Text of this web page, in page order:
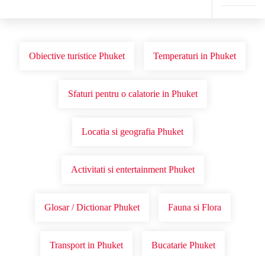
Obiective turistice Phuket Temperaturi in Phuket
Sfaturi pentru o calatorie in Phuket
Locatia si geografia Phuket
Activitati si entertainment Phuket
Glosar / Dictionar Phuket Fauna si Flora
Transport in Phuket Bucatarie Phuket